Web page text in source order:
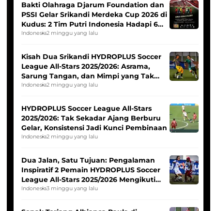
Bakti Olahraga Djarum Foundation dan
PSSI Gelar Srikandi Merdeka Cup 2026 di
Kudus: 2 Tim Putri Indonesia Hadapi 6
Tim Asia
Indonesia2 minggu yang lalu
Kisah Dua Srikandi HYDROPLUS Soccer
League All-Stars 2025/2026: Asrama,
Sarung Tangan, dan Mimpi yang Tak
Pernah Padam
Indonesia2 minggu yang lalu
HYDROPLUS Soccer League All-Stars
2025/2026: Tak Sekadar Ajang Berburu
Gelar, Konsistensi Jadi Kunci Pembinaan
Indonesia2 minggu yang lalu
Dua Jalan, Satu Tujuan: Pengalaman
Inspiratif 2 Pemain HYDROPLUS Soccer
League All-Stars 2025/2026 Mengikuti
Seleksi Timnas Indonesia Putri
Indonesia3 minggu yang lalu